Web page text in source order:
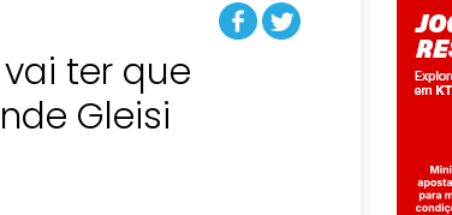
vai ter que
Gleisi